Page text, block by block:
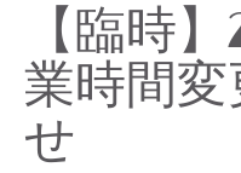
【臨時
業時間
せ